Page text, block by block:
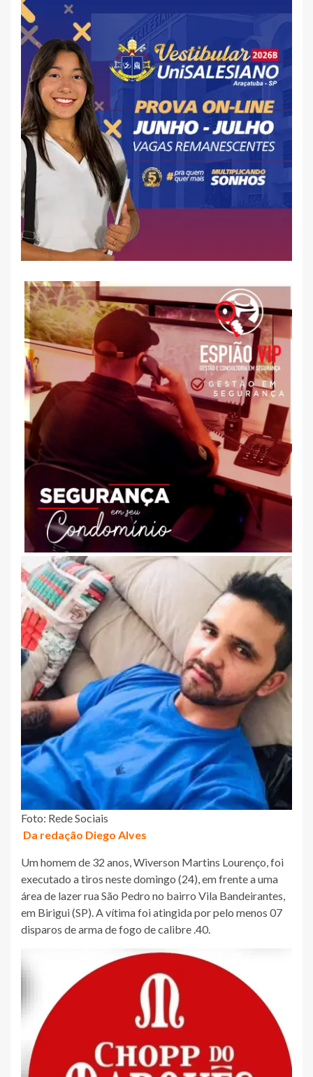
Foto: Rede Sociais
Da redação Diego Alves
Um homem de 32 anos, Wiverson Martins Lourenço, foi
executado a tiros neste domingo (24), em frente a uma
área de lazer rua São Pedro no bairro Vila Bandeirantes,
em Birigui (SP). A vítima foi atingida por pelo menos 07
disparos de arma de fogo de calibre .40.